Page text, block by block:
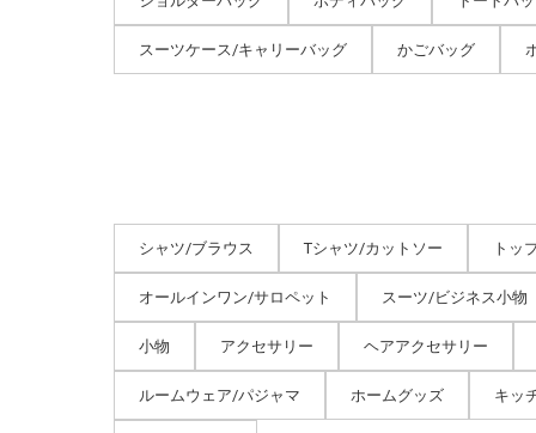
スーツケース/キャリーバッグ かごバッグ
シャツ/ブラウス Tシャツ/カットソー トッ
オールインワン/サロペット スーツ/ビジネス小物
小物 アクセサリー ヘアアクセサリー
ルームウェア/パジャマ ホームグッズ キッ